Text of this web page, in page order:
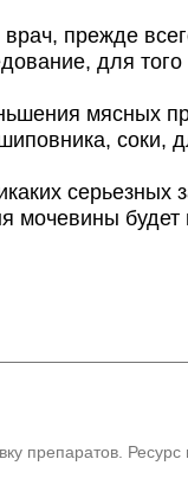
прежде
для
мясных
соки,
мочевины
препаратов.